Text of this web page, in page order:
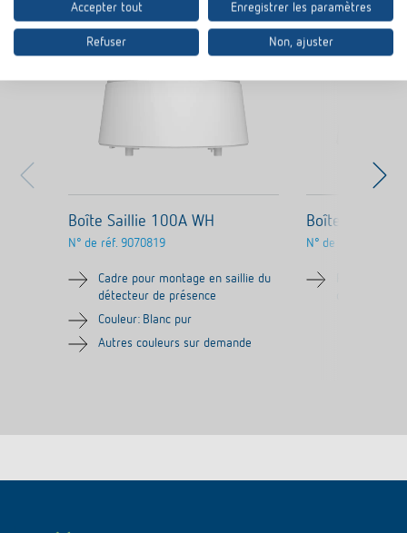
Boîte Saillie 100A WH
N° de réf. 9070819
Cadre pour montage en saillie du
détecteur de présence
Couleur: Blanc pur
Autres couleurs sur demande
Boîte Saillie
N° de réf.
Accepter tout Enregistrer les paramètres
Refuser Non, ajuster